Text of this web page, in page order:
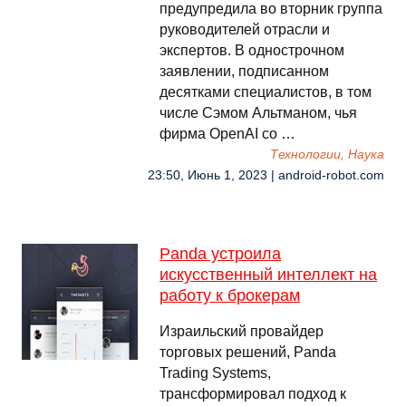
предупредила во вторник группа
руководителей отрасли и
экспертов. В однострочном
заявлении, подписанном
десятками специалистов, в том
числе Сэмом Альтманом, чья
фирма OpenAI со …
Технологии, Наука
23:50, Июнь 1, 2023 | android-robot.com
Panda устроила
искусственный интеллект на
работу к брокерам
Израильский провайдер
торговых решений, Panda
Trading Systems,
трансформировал подход к